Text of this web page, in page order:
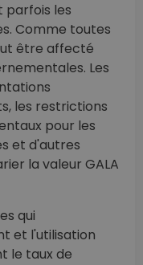
parfois les
Comme toutes
être affecté
Les
les restrictions
pour les
et d'autres
la valeur GALA
qui
et l'utilisation
le taux de